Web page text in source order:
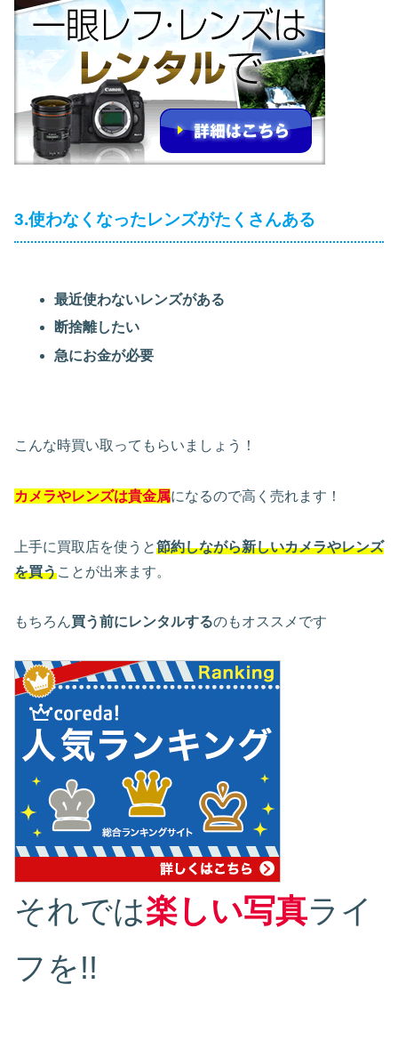
3.使わなくなったレンズがたくさんある
最近使わないレンズがある
断捨離したい
急にお金が必要
こんな時買い取ってもらいましょう！
カメラやレンズは貴金属になるので高く売れます！
上手に買取店を使うと節約しながら新しいカメラやレンズ
を買うことが出来ます。
もちろん買う前にレンタルするのもオススメです
それでは楽しい写真ライ
フを!!